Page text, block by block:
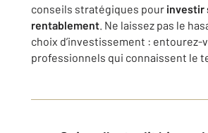
conseils stratégiques pour investir
rentablement. Ne laissez pas le
choix d’investissement : entourez-
professionnels qui connaissent le